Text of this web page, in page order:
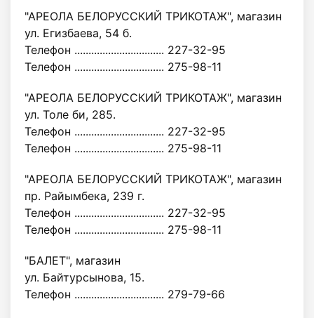
"АРЕОЛА БЕЛОРУССКИЙ ТРИКОТАЖ", магазин
ул. Егизбаева, 54 б.
Телефон ................................ 227-32-95
Телефон ................................ 275-98-11
"АРЕОЛА БЕЛОРУССКИЙ ТРИКОТАЖ", магазин
ул. Толе би, 285.
Телефон ................................ 227-32-95
Телефон ................................ 275-98-11
"АРЕОЛА БЕЛОРУССКИЙ ТРИКОТАЖ", магазин
пр. Райымбека, 239 г.
Телефон ................................ 227-32-95
Телефон ................................ 275-98-11
"БАЛЕТ", магазин
ул. Байтурсынова, 15.
Телефон ................................ 279-79-66